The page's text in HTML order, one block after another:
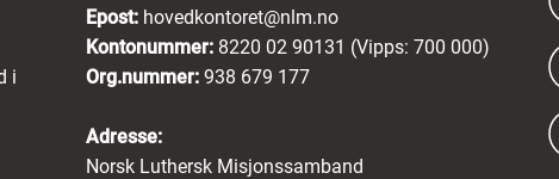
i
Epost: hovedkontoret@nlm.no
Kontonummer: 8220 02 90131 (Vipps: 700 000)
Org.nummer: 938 679 177
Adresse:
Norsk Luthersk Misjonssamband